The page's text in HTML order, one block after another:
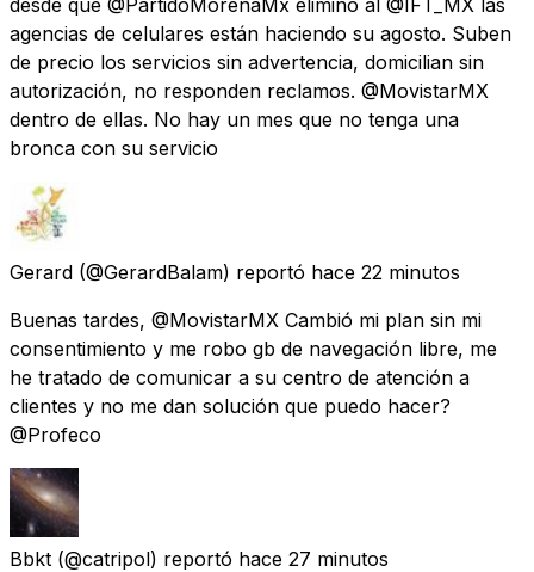
agencias de celulares están haciendo su agosto. Suben
de precio los servicios sin advertencia, domicilian sin
autorización, no responden reclamos. @MovistarMX
dentro de ellas. No hay un mes que no tenga una
bronca con su servicio
Gerard (@GerardBalam) reportó hace 22 minutos
Buenas tardes, @MovistarMX Cambió mi plan sin mi
consentimiento y me robo gb de navegación libre, me
he tratado de comunicar a su centro de atención a
clientes y no me dan solución que puedo hacer?
@Profeco
Bbkt (@catripol) reportó hace 27 minutos